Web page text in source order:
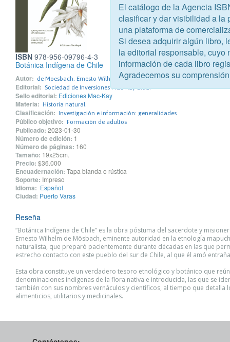
ISBN 978-956-09796-4-3
Botánica Indígena de Chile
Autor: de Moesbach, Ernesto Wilhelm
Editorial: Sociedad de Inversiones Mac-Kay Ltda.
Sello editorial: Ediciones Mac-Kay
Materia: Historia natural
Clasificación: Investigación e información: generalidades
Público objetivo: Formación de adultos
Publicado: 2023-01-30
Número de edición: 1
Número de páginas: 160
Tamaño: 19x25cm.
Precio: $36.000
Encuadernación: Tapa blanda o rústica
Soporte: Impreso
Idioma: Español
Ciudad: Puerto Varas
Reseña
“Botánica Indígena de Chile” es la obra póstuma del sacerdote y
Ernesto Wilhelm de Mösbach, eminente autoridad en la etnología
naturalista, que preparó pacientemente durante décadas en las que
estrecho contacto con este pueblo del sur de Chile, al que él amó
Esta obra constituye un verdadero tesoro etnológico y botánico que
denominaciones indígenas de la flora nativa e introducida, las que se
también con sus nombres vernáculos y científicos, al tiempo que detalla
alimenticios, utilitarios y medicinales.
El catálogo de la Agencia
clasificar y dar visibilidad a la
una plataforma de
Si desea adquirir algún libro,
la editorial responsable, cuyo
información de cada libro
Agradecemos su